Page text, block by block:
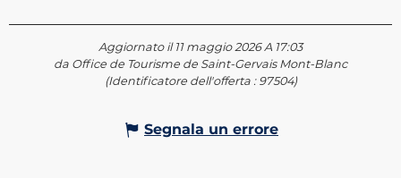
Aggiornato il 11 maggio 2026 A 17:03
da Office de Tourisme de Saint-Gervais Mont-Blanc
(Identificatore dell'offerta : 97504)
Segnala un errore